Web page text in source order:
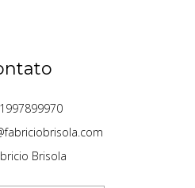
Brisola